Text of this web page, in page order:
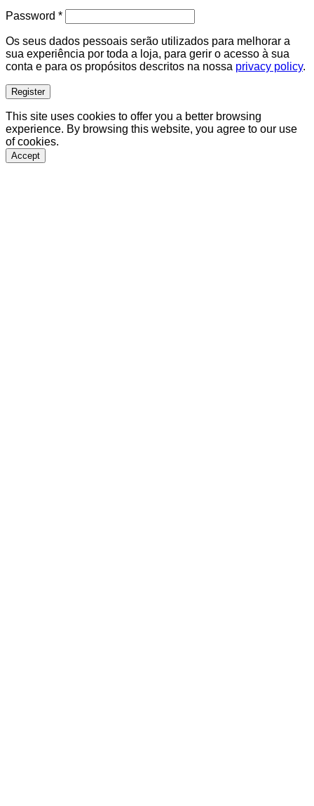
Password *Required
Os seus dados pessoais serão utilizados para melhorar a
sua experiência por toda a loja, para gerir o acesso à sua
conta e para os propósitos descritos na nossa privacy policy.
Register
This site uses cookies to offer you a better browsing
experience. By browsing this website, you agree to our use
of cookies.
Accept